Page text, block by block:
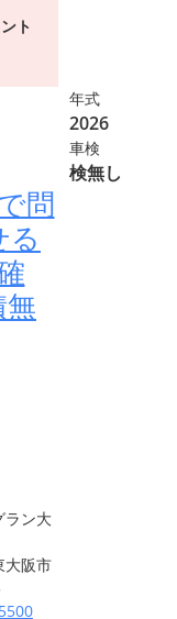
ト
年式
2026
車検
検無し
問
る
員
ラン大
大阪市